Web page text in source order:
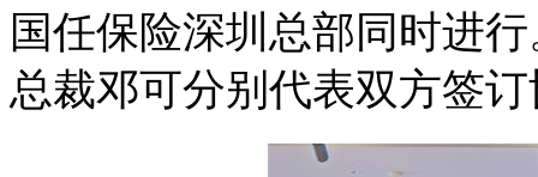
国任保险深圳总部同时进
总裁邓可分别代表双方签